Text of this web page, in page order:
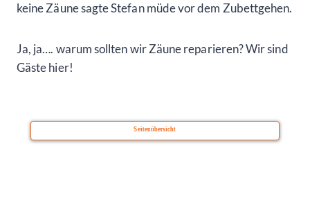
keine Zäune sagte Stefan müde vor dem Zubettgehen.
Ja, ja…. warum sollten wir Zäune reparieren? Wir sind
Gäste hier!
Seitenübersicht